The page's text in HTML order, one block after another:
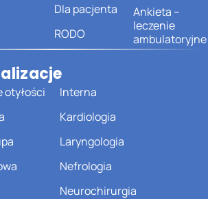
Dla pacjenta
RODO
Ankieta –
leczenie
ambulatoryjne
otyłości
Interna
Kardiologia
Laryngologia
Nefrologia
Neurochirurgia